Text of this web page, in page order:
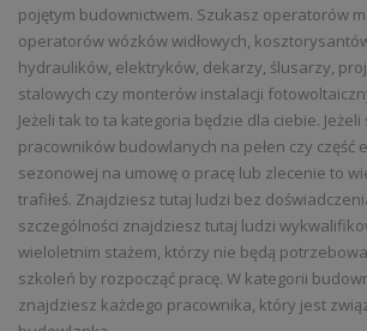
pojętym budownictwem. Szukasz operatorów
operatorów wózków widłowych,
hydraulików, elektryków, dekarzy, ślusarzy,
stalowych czy monterów instalacji
Jeżeli tak to ta kategoria będzie dla ciebie.
pracowników budowlanych na pełen czy część
sezonowej na umowę o pracę lub zlecenie to
trafiłeś. Znajdziesz tutaj ludzi bez
szczególności znajdziesz tutaj ludzi
wieloletnim stażem, którzy nie będą
szkoleń by rozpocząć pracę. W kategorii
znajdziesz każdego pracownika, który jest